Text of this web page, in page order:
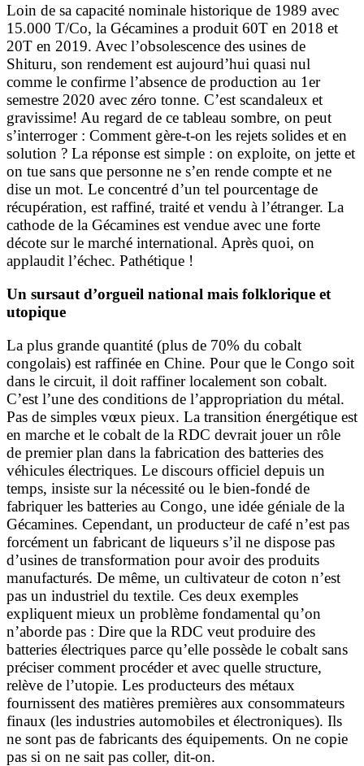
Loin de sa capacité nominale historique de 1989 avec
15.000 T/Co, la Gécamines a produit 60T en 2018 et
20T en 2019. Avec l’obsolescence des usines de
Shituru, son rendement est aujourd’hui quasi nul
comme le confirme l’absence de production au 1er
semestre 2020 avec zéro tonne. C’est scandaleux et
gravissime! Au regard de ce tableau sombre, on peut
s’interroger : Comment gère-t-on les rejets solides et en
solution ? La réponse est simple : on exploite, on jette et
on tue sans que personne ne s’en rende compte et ne
dise un mot. Le concentré d’un tel pourcentage de
récupération, est raffiné, traité et vendu à l’étranger. La
cathode de la Gécamines est vendue avec une forte
décote sur le marché international. Après quoi, on
applaudit l’échec. Pathétique !
Un sursaut d’orgueil national mais folklorique et
utopique
La plus grande quantité (plus de 70% du cobalt
congolais) est raffinée en Chine. Pour que le Congo soit
dans le circuit, il doit raffiner localement son cobalt.
C’est l’une des conditions de l’appropriation du métal.
Pas de simples vœux pieux. La transition énergétique est
en marche et le cobalt de la RDC devrait jouer un rôle
de premier plan dans la fabrication des batteries des
véhicules électriques. Le discours officiel depuis un
temps, insiste sur la nécessité ou le bien-fondé de
fabriquer les batteries au Congo, une idée géniale de la
Gécamines. Cependant, un producteur de café n’est pas
forcément un fabricant de liqueurs s’il ne dispose pas
d’usines de transformation pour avoir des produits
manufacturés. De même, un cultivateur de coton n’est
pas un industriel du textile. Ces deux exemples
expliquent mieux un problème fondamental qu’on
n’aborde pas : Dire que la RDC veut produire des
batteries électriques parce qu’elle possède le cobalt sans
préciser comment procéder et avec quelle structure,
relève de l’utopie. Les producteurs des métaux
fournissent des matières premières aux consommateurs
finaux (les industries automobiles et électroniques). Ils
ne sont pas de fabricants des équipements. On ne copie
pas si on ne sait pas coller, dit-on.